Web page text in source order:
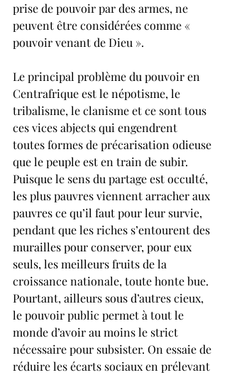
prise de pouvoir par des armes, ne
peuvent être considérées comme «
pouvoir venant de Dieu ».
Le principal problème du pouvoir en
Centrafrique est le népotisme, le
tribalisme, le clanisme et ce sont tous
ces vices abjects qui engendrent
toutes formes de précarisation odieuse
que le peuple est en train de subir.
Puisque le sens du partage est occulté,
les plus pauvres viennent arracher aux
pauvres ce qu’il faut pour leur survie,
pendant que les riches s’entourent des
murailles pour conserver, pour eux
seuls, les meilleurs fruits de la
croissance nationale, toute honte bue.
Pourtant, ailleurs sous d’autres cieux,
le pouvoir public permet à tout le
monde d’avoir au moins le strict
nécessaire pour subsister. On essaie de
réduire les écarts sociaux en prélevant